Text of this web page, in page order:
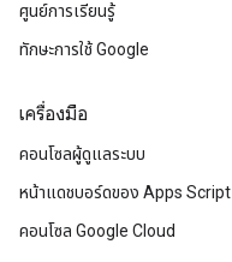
ศูนย์การเรียนรู้
ทักษะการใช้ Google
เครื่องมือ
คอนโซลผู้ดูแลระบบ
หน้าแดชบอร์ดของ Apps Script
คอนโซล Google Cloud